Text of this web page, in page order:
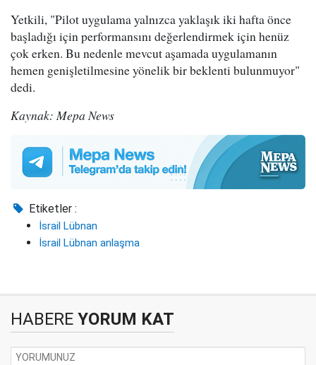
Yetkili, "Pilot uygulama yalnızca yaklaşık iki hafta önce
başladığı için performansını değerlendirmek için henüz
çok erken. Bu nedenle mevcut aşamada uygulamanın
hemen genişletilmesine yönelik bir beklenti bulunmuyor"
dedi.
Kaynak: Mepa News
Etiketler :
İsrail Lübnan
İsrail Lübnan anlaşma
HABERE YORUM KAT